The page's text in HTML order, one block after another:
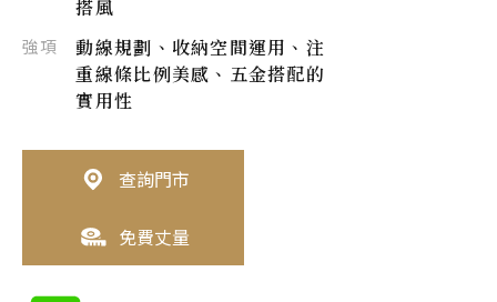
搭風
強項
動線規劃、收納空間運用、注
重線條比例美感、五金搭配的
實用性
查詢門市
免費丈量